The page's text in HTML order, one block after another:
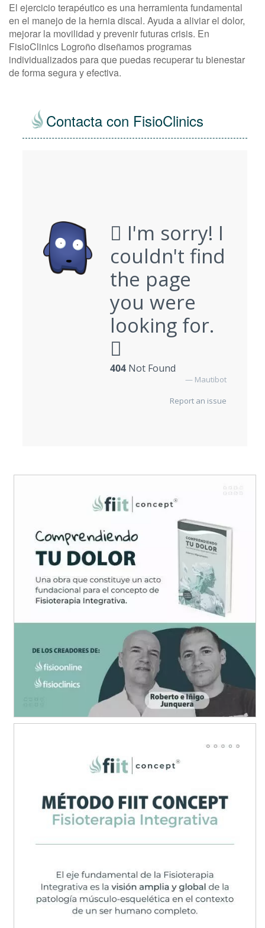
El ejercicio terapéutico es una herramienta fundamental
en el manejo de la hernia discal. Ayuda a aliviar el dolor,
mejorar la movilidad y prevenir futuras crisis. En
FisioClinics Logroño diseñamos programas
individualizados para que puedas recuperar tu bienestar
de forma segura y efectiva.
Contacta con FisioClinics